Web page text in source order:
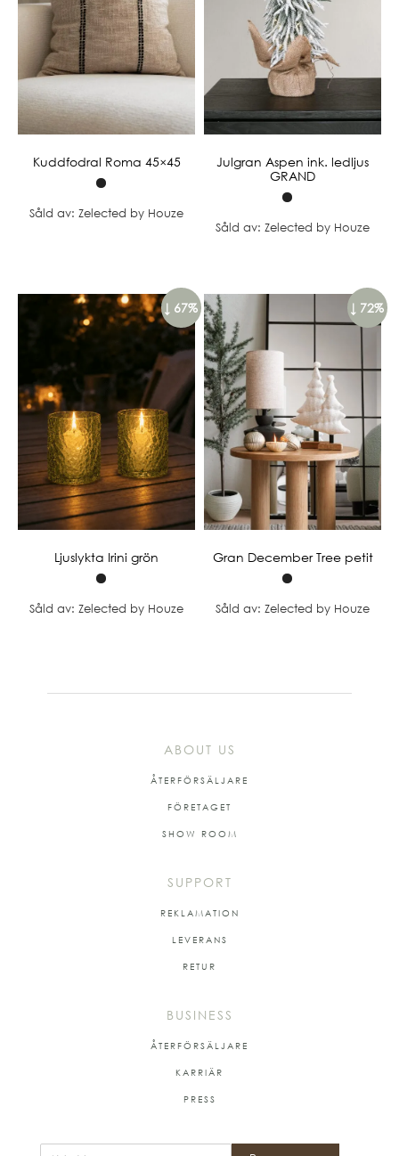
Kuddfodral Roma 45×45
Såld av: Zelected by Houze
Julgran Aspen ink. ledljus
GRAND
Såld av: Zelected by Houze
↓ 67%
Ljuslykta Irini grön
Såld av: Zelected by Houze
↓ 72%
Gran December Tree petit
Såld av: Zelected by Houze
ABOUT US
ÅTERFÖRSÄLJARE
FÖRETAGET
SHOW ROOM
SUPPORT
REKLAMATION
LEVERANS
RETUR
BUSINESS
ÅTERFÖRSÄLJARE
KARRIÄR
PRESS